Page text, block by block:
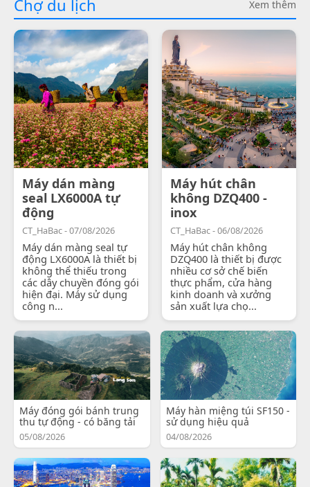
Chợ du lịch Xem thêm
Máy dán màng
seal LX6000A tự
động
CT_HaBac - 07/08/2026
Máy dán màng seal tự
động LX6000A là thiết bị
không thể thiếu trong
các dây chuyền đóng gói
hiện đại. Máy sử dụng
công n...
Máy hút chân
không DZQ400 -
inox
CT_HaBac - 06/08/2026
Máy hút chân không
DZQ400 là thiết bị được
nhiều cơ sở chế biến
thực phẩm, cửa hàng
kinh doanh và xưởng
sản xuất lựa chọ...
Máy đóng gói bánh trung
thu tự động - có băng tải
05/08/2026
Máy hàn miệng túi SF150 -
sử dụng hiệu quả
04/08/2026